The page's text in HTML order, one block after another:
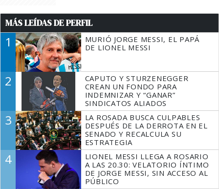
MÁS LEÍDAS DE PERFIL
1
MURIÓ JORGE MESSI, EL PAPÁ
DE LIONEL MESSI
2
CAPUTO Y STURZENEGGER
CREAN UN FONDO PARA
INDEMNIZAR Y “GANAR”
SINDICATOS ALIADOS
3
LA ROSADA BUSCA CULPABLES
DESPUÉS DE LA DERROTA EN EL
SENADO Y RECALCULA SU
ESTRATEGIA
4
LIONEL MESSI LLEGA A ROSARIO
A LAS 20.30: VELATORIO ÍNTIMO
DE JORGE MESSI, SIN ACCESO AL
PÚBLICO